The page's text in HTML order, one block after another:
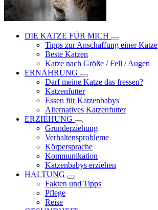
DIE KATZE FÜR MICH
Tipps zur Anschaffung einer Katze
Beste Katzen
Katze nach Größe / Fell / Augen
ERNÄHRUNG
Darf meine Katze das fressen?
Katzenfutter
Essen für Katzenbabys
Alternatives Katzenfutter
ERZIEHUNG
Grunderziehung
Verhaltensprobleme
Körpersprache
Kommunikation
Katzenbabys erziehen
HALTUNG
Fakten und Tipps
Pflege
Reise